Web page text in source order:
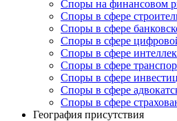
Споры на финансовом
Споры в сфере
Споры в сфере
Споры в сфере
Споры в сфере
Споры в сфере
Cпоры в сфере
Споры в сфере
Споры в сфере
География присутствия